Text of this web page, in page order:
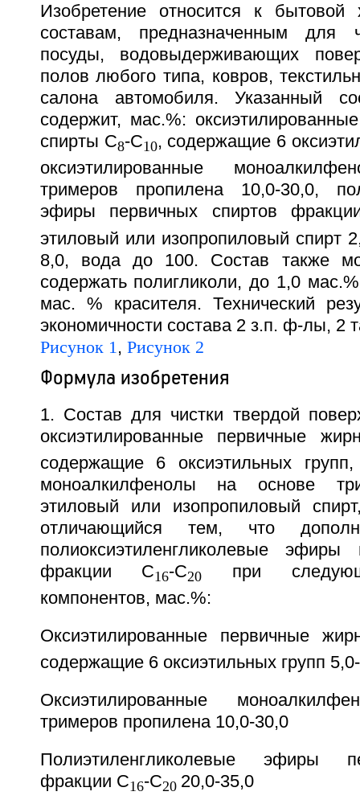
Изобретение относится к
составам, предназначенным для
посуды, водовыдерживающих
полов любого типа, ковров,
салона автомобиля. Указанный
содержит, мас.%:
спирты C8-C10, содержащие 6
оксиэтилированные
тримеров пропилена 10,0-30,0,
эфиры первичных спиртов
этиловый или изопропиловый спирт
8,0, вода до 100. Состав также
содержать полигликоли, до 1,0
мас. % красителя. Технический
экономичности состава 2 з.п. ф-лы, 2
Рисунок 1 , Рисунок 2
Формула изобретения
1. Состав для чистки твердой
оксиэтилированные первичные
содержащие 6 оксиэтильных групп,
моноалкилфенолы на основе
этиловый или изопропиловый
отличающийся тем, что
полиоксиэтиленгликолевые эфиры
фракции C16-C20
при
компонентов, мас.%:
Оксиэтилированные первичные
содержащие 6 оксиэтильных групп
Оксиэтилированные
тримеров пропилена 10,0-30,0
Полиэтиленгликолевые эфиры
фракции C16-C20 20,0-35,0